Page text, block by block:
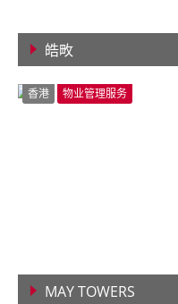
皓畋
香港 物业管理服务
MAY TOWERS